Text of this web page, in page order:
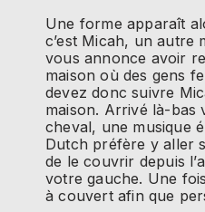
Une forme apparaît
c’est Micah, un autre
vous annonce avoir
maison où des gens
devez donc suivre
maison. Arrivé là-bas
cheval, une musique
Dutch préfère y aller
de le couvrir depuis
votre gauche. Une
à couvert afin que